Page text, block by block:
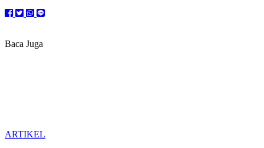
Baca Juga
ARTIKEL